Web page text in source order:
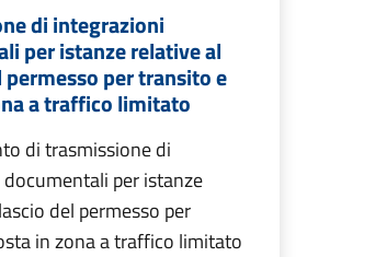
di integrazioni
per istanze relative al
per transito e
a traffico limitato
di trasmissione di
per istanze
del permesso per
in zona a traffico limitato